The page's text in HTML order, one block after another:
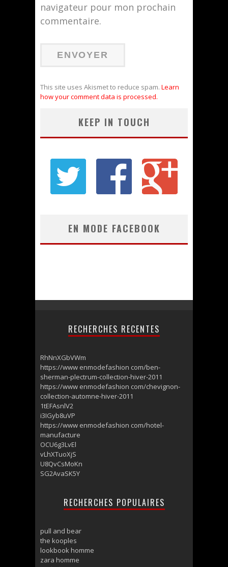
navigateur pour mon prochain
commentaire.
This site uses Akismet to reduce spam. Learn
how your comment data is processed.
KEEP IN TOUCH
EN MODE FACEBOOK
RECHERCHES RECENTES
RhNnXGbVWm
https://www enmodefashion com/ben-
sherman-plectrum-collection-hiver-2011
https://www enmodefashion com/chevignon-
collection-automne-hiver-2011
1tEFAsnlV2
i3IGyb8uVP
https://www enmodefashion com/hotel-
manufacture
OCU6g3LvEl
vLhXTuoXjS
U8QvCsMoKn
SG2AvaSK5Y
RECHERCHES POPULAIRES
pull and bear
the kooples
lookbook homme
zara homme